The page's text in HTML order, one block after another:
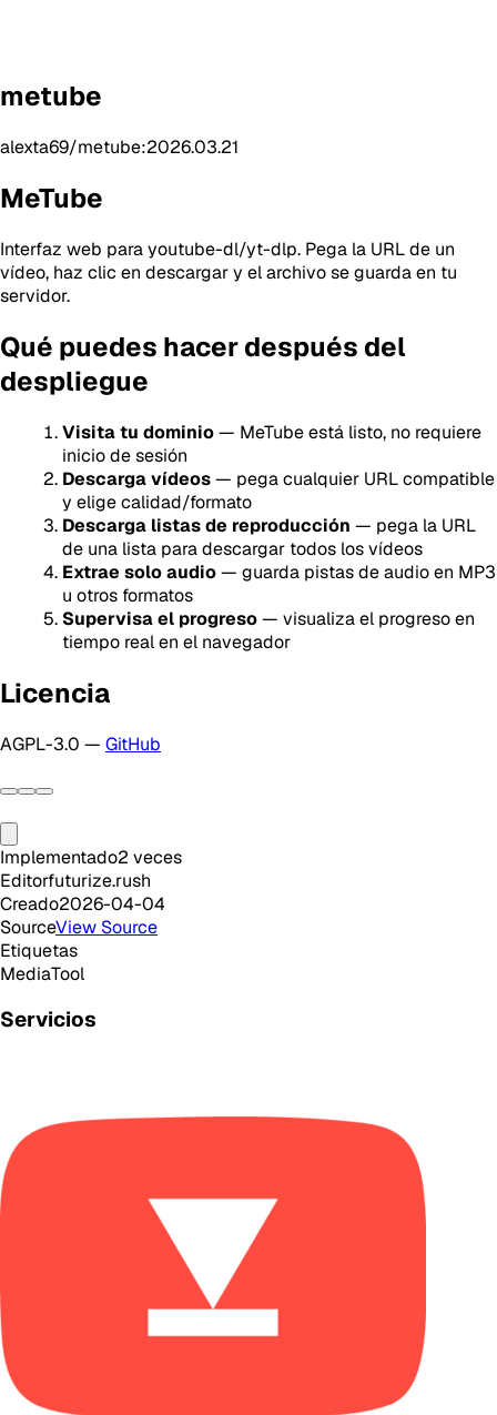
metube
alexta69/metube:2026.03.21
MeTube
Interfaz web para youtube-dl/yt-dlp. Pega la URL de un
vídeo, haz clic en descargar y el archivo se guarda en tu
servidor.
Qué puedes hacer después del
despliegue
Visita tu dominio— MeTube está listo, no requiere
inicio de sesión
Descarga vídeos— pega cualquier URL compatible
y elige calidad/formato
Descarga listas de reproducción — pega la URL
de una lista para descargar todos los vídeos
Extrae solo audio— guarda pistas de audio en MP3
u otros formatos
Supervisa el progreso— visualiza el progreso en
tiempo real en el navegador
Licencia
AGPL-3.0 — GitHub
Implementado2 veces
Editorfuturize.rush
Creado2026-04-04
SourceView Source
Etiquetas
MediaTool
Servicios